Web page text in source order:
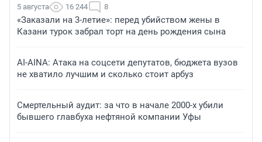
5 августа 16 244 8
«Заказали на 3-летие»: перед убийством жены в
Казани турок забрал торт на день рождения сына
AI-AINA: Атака на соцсети депутатов, бюджета вузов
не хватило лучшим и сколько стоит арбуз
Смертельный аудит: за что в начале 2000-х убили
бывшего главбуха нефтяной компании Уфы